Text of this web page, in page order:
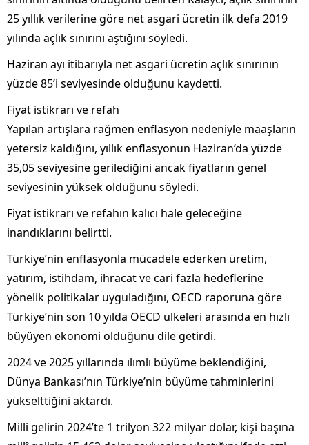
25 yıllık verilerine göre net asgari ücretin ilk defa 2019
yılında açlık sınırını aştığını söyledi.
Haziran ayı itibarıyla net asgari ücretin açlık sınırının
yüzde 85’i seviyesinde olduğunu kaydetti.
Fiyat istikrarı ve refah
Yapılan artışlara rağmen enflasyon nedeniyle maaşların
yetersiz kaldığını, yıllık enflasyonun Haziran’da yüzde
35,05 seviyesine gerilediğini ancak fiyatların genel
seviyesinin yüksek olduğunu söyledi.
Fiyat istikrarı ve refahın kalıcı hale geleceğine
inandıklarını belirtti.
Türkiye’nin enflasyonla mücadele ederken üretim,
yatırım, istihdam, ihracat ve cari fazla hedeflerine
yönelik politikalar uyguladığını, OECD raporuna göre
Türkiye’nin son 10 yılda OECD ülkeleri arasında en hızlı
büyüyen ekonomi olduğunu dile getirdi.
2024 ve 2025 yıllarında ılımlı büyüme beklendiğini,
Dünya Bankası’nın Türkiye’nin büyüme tahminlerini
yükselttiğini aktardı.
Milli gelirin 2024’te 1 trilyon 322 milyar dolar, kişi başına